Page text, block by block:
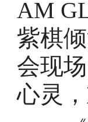
AM
紫棋
会现
心灵